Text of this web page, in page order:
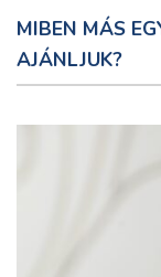
MIBEN MÁS
AJÁNLJUK?